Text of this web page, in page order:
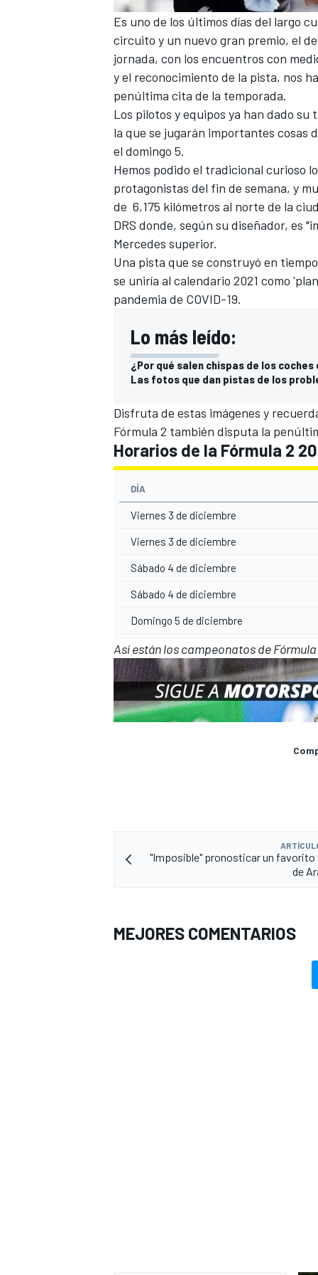
MÁS CATEGORÍAS
Es uno de los últimos días del largo
circuito y un nuevo gran premio, el
jornada, con los encuentros con
y el reconocimiento de la pista, nos
penúltima cita de la temporada.
Los pilotos yequipos ya han dado su
la que se jugarán importantes cosas
el domingo 5.
Hemos podido el tradicional curioso
protagonistas del fin de semana, y
de 6,175 kilómetros al norte de la
DRS donde, según su diseñador, es
Mercedes superior.
Una pista que se construyó en
se uniría al calendario 2021 como
pandemia de COVID-19.
Lo más leído:
¿Por qué salen chispas de los coches
Las fotos que dan pistas de los
Disfruta de estas imágenes y
Fórmula 2 también disputa la
Horarios de la Fórmula 2
DÍA
Viernes 3 de diciembre
Viernes 3 de diciembre
Sábado 4 de diciembre
Sábado 4 de diciembre
Domingo 5 de diciembre
Así están los campeonatos de
"Imposible" pronosticar un favorito
de
MEJORES COMENTARIOS